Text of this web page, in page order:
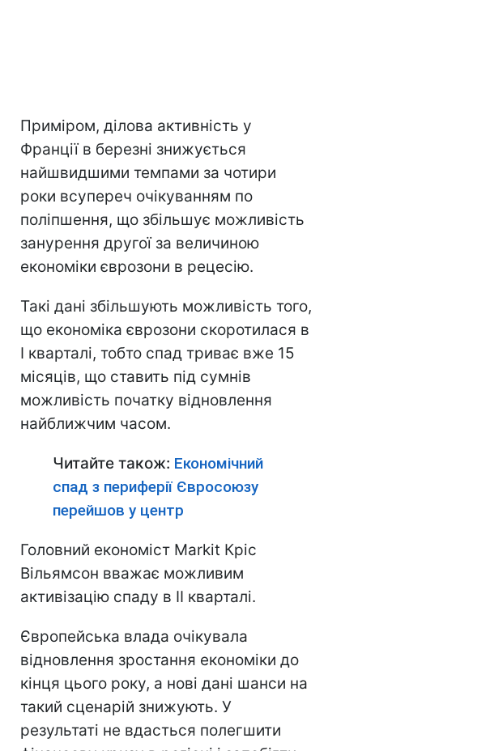
Приміром, ділова активність у
Франції в березні знижується
найшвидшими темпами за чотири
роки всупереч очікуванням по
поліпшення, що збільшує можливість
занурення другої за величиною
економіки єврозони в рецесію.
Такі дані збільшують можливість того,
що економіка єврозони скоротилася в
I кварталі, тобто спад триває вже 15
місяців, що ставить під сумнів
можливість початку відновлення
найближчим часом.
Читайте також: Економічний
спад з периферії Євросоюзу
перейшов у центр
Головний економіст Markit Кріс
Вільямсон вважає можливим
активізацію спаду в II кварталі.
Європейська влада очікувала
відновлення зростання економіки до
кінця цього року, а нові дані шанси на
такий сценарій знижують. У
результаті не вдасться полегшити